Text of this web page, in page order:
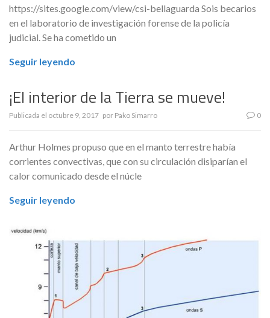
https://sites.google.com/view/csi-bellaguarda Sois becarios
en el laboratorio de investigación forense de la policía
judicial. Se ha cometido un
Seguir leyendo
¡El interior de la Tierra se mueve!
Publicada el octubre 9, 2017 por Pako Simarro 0
Arthur Holmes propuso que en el manto terrestre había
corrientes convectivas, que con su circulación disiparían el
calor comunicado desde el núcle
Seguir leyendo